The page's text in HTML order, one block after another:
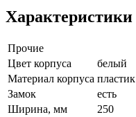
Характеристики
Прочие
Цвет корпуса
белый
Материал корпуса пластик
Замок
есть
Ширина, мм
250